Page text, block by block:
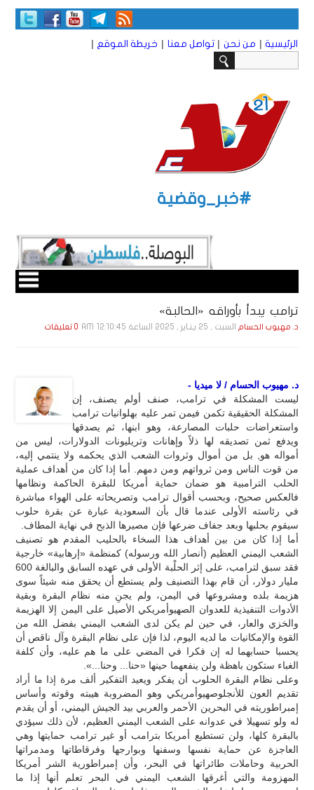
الرئيسية | من نحن | تواصل معنا | خريطة الموقع |
#خبر_وقضية
ترامب يبدأ بأوراقه «الحالبة»
د. مهيوب الحسام السبت , 25 يـنـاير , 2025 الساعة 12:10:45 AM 0 تعليقات
د. مهيوب الحسام / لا ميديا -
ليست المشكلة في ترامب، صنف أولم يصنف، إن
المشكلة الحقيقية تكمن فيمن تمر عليه بهلوانيات ترامب
واستعراضات حلبات المصارعة، وهو ابنها، ثم يصدقها
ويدفع ثمن تصديقه لها ذلاً وإهانات وتريليونات الدولارات، ليس من
أمواله هو, بل من أموال وثروات الشعب الذي يحكمه ولا ينتمي إليه،
من قوت الناس ومن ثرواتهم ومن دمهم. أما إذا كان من أهداف عملية
الحلب الترامبية هو ضمان حماية أمريكا للبقرة الحاكمة ونظامها
فالعكس صحيح، وبحسب أقوال ترامب وتصريحاته على الهواء مباشرة
في رئاسته الأولى عندما قال بأن السعودية عبارة عن بقرة حلوب
سيقوم بحلبها وبعد جفاف ضرعها فإن مصيرها الذبح في نهاية المطاف.
أما إذا كان من بين أهداف هذا السخاء بالحليب المقدم هو تصنيف
الشعب اليمني العظيم (أنصار الله ورسوله) كمنظمة «إرهابية» خارجية
فقد سبق لترامب، على إثر الحلْبة الأولى في عهده السابق والبالغة 600
مليار دولار، أن قام بهذا التصنيف ولم يستطع أن يحقق منه شيئاً سوى
هزيمة بلده ومشروعها في اليمن، ولم يجنِ منه نظام البقرة وبقية
الأدوات التنفيذية للعدوان الصهيوأمريكي الأصيل على اليمن إلا الهزيمة
والخزي والعار، في حين لم يكن لدى الشعب اليمني بفضل الله من
القوة والإمكانيات ما لديه اليوم، لذا فإن على نظام البقرة وآل ناقص أن
يحسبا حسابهما له إن فكرا في المضي على ما هم عليه، وأن كلفة
الغباء ستكون باهظة ولن ينفعهما حينها «حنا... وحنا...».
وعلى نظام البقرة الحلوب أن يفكر ويعيد التفكير ألف مرة إذا ما أراد
تقديم العون للأنجلوصهيوأمريكي وهو المضروبة هيبته وقوته وأساس
إمبراطوريته في البحرين الأحمر والعربي بيد الجيش اليمني، أو أن يقدم
له ولو تسهيلا في عدوانه على الشعب اليمني العظيم، لأن ذلك سيؤدي
بالبقرة كلها، ولن تستطيع أمريكا بترامب أو غير ترامب حمايتها وهي
العاجزة عن حماية نفسها وسفنها وبوارجها وفرقاطاتها ومدمراتها
الحربية وحاملات طائراتها في البحر، وأن إمبراطورية الشر أمريكا
المهزومة والتي أغرقها الشعب اليمني في البحر تعلم أنها إذا ما